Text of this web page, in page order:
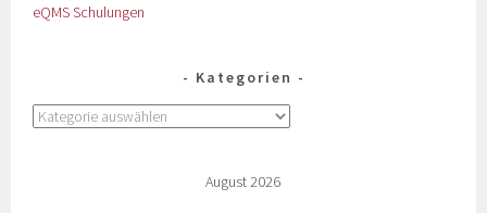
eQMS Schulungen
Kategorien
August 2026